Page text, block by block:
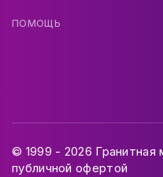
ПОМОЩЬ
© 1999 - 2026 Гранитная
публичной офертой